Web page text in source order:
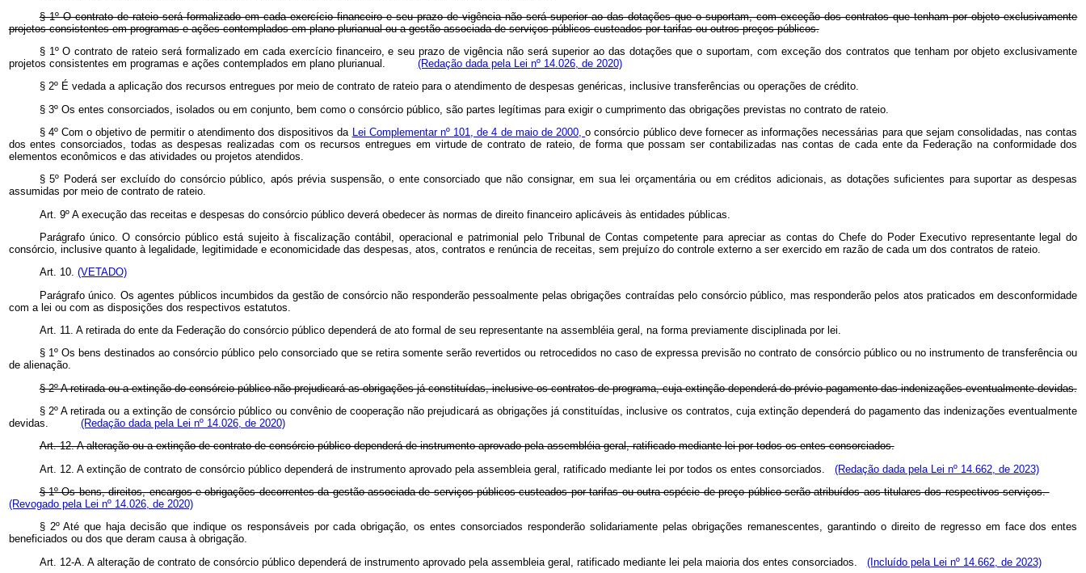
§ 1º O contrato de rateio será formalizado em cada exercício financeiro e seu prazo de vigência não será superior ao das dotações que o suportam, com exceção dos contratos que tenham por objeto exclusivamente
projetos consistentes em programas e ações contemplados em plano plurianual ou a gestão associada de serviços públicos custeados por tarifas ou outros preços públicos.
§ 1º O contrato de rateio será formalizado em cada exercício financeiro, e seu prazo de vigência não será superior ao das dotações que o suportam, com exceção dos contratos que tenham por objeto exclusivamente
projetos consistentes em programas e ações contemplados em plano plurianual.
(Redação dada pela Lei nº 14.026, de 2020)
§ 2º É vedada a aplicação dos recursos entregues por meio de contrato de rateio para o atendimento de despesas genéricas, inclusive transferências ou operações de crédito.
§ 3º Os entes consorciados, isolados ou em conjunto, bem como o consórcio público, são partes legítimas para exigir o cumprimento das obrigações previstas no contrato de rateio.
§ 4º Com o objetivo de permitir o atendimento dos dispositivos da Lei Complementar nº 101, de 4 de maio de 2000,o consórcio público deve fornecer as informações necessárias para que sejam consolidadas, nas contas
dos entes consorciados, todas as despesas realizadas com os recursos entregues em virtude de contrato de rateio, de forma que possam ser contabilizadas nas contas de cada ente da Federação na conformidade dos
elementos econômicos e das atividades ou projetos atendidos.
§ 5º Poderá ser excluído do consórcio público, após prévia suspensão, o ente consorciado que não consignar, em sua lei orçamentária ou em créditos adicionais, as dotações suficientes para suportar as despesas
assumidas por meio de contrato de rateio.
Art. 9º A execução das receitas e despesas do consórcio público deverá obedecer às normas de direito financeiro aplicáveis às entidades públicas.
Parágrafo único. O consórcio público está sujeito à fiscalização contábil, operacional e patrimonial pelo Tribunal de Contas competente para apreciar as contas do Chefe do Poder Executivo representante legal do
consórcio, inclusive quanto à legalidade, legitimidade e economicidade das despesas, atos, contratos e renúncia de receitas, sem prejuízo do controle externo a ser exercido em razão de cada um dos contratos de rateio.
Art. 10. (VETADO)
Parágrafo único. Os agentes públicos incumbidos da gestão de consórcio não responderão pessoalmente pelas obrigações contraídas pelo consórcio público, mas responderão pelos atos praticados em desconformidade
com a lei ou com as disposições dos respectivos estatutos.
Art. 11. A retirada do ente da Federação do consórcio público dependerá de ato formal de seu representante na assembléia geral, na forma previamente disciplinada por lei.
§ 1º Os bens destinados ao consórcio público pelo consorciado que se retira somente serão revertidos ou retrocedidos no caso de expressa previsão no contrato de consórcio público ou no instrumento de transferência ou
de alienação.
§ 2º A retirada ou a extinção do consórcio público não prejudicará as obrigações já constituídas, inclusive os contratos de programa, cuja extinção dependerá do prévio pagamento das indenizações eventualmente devidas.
§ 2º A retirada ou a extinção de consórcio público ou convênio de cooperação não prejudicará as obrigações já constituídas, inclusive os contratos, cuja extinção dependerá do pagamento das indenizações eventualmente
devidas.
(Redação dada pela Lei nº 14.026, de 2020)
Art. 12. A alteração ou a extinção de contrato de consórcio público dependerá de instrumento aprovado pela assembléia geral, ratificado mediante lei por todos os entes consorciados.
Art. 12. A extinção de contrato de consórcio público dependerá de instrumento aprovado pela assembleia geral, ratificado mediante lei por todos os entes consorciados. (Redação dada pela Lei nº 14.662, de 2023)
§ 1º Os bens, direitos, encargos e obrigações decorrentes da gestão associada de serviços públicos custeados por tarifas ou outra espécie de preço público serão atribuídos aos titulares dos respectivos serviços.
(Revogado pela Lei nº 14.026, de 2020)
§ 2º Até que haja decisão que indique os responsáveis por cada obrigação, os entes consorciados responderão solidariamente pelas obrigações remanescentes, garantindo o direito de regresso em face dos entes
beneficiados ou dos que deram causa à obrigação.
Art. 12-A. A alteração de contrato de consórcio público dependerá de instrumento aprovado pela assembleia geral, ratificado mediante lei pela maioria dos entes consorciados. (Incluído pela Lei nº 14.662, de 2023)